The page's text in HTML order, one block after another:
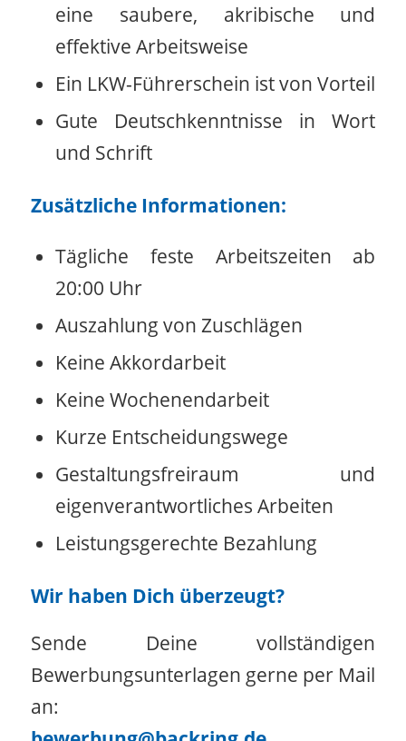
eine saubere, akribische und
effektive Arbeitsweise
Ein LKW-Führerschein ist von Vorteil
Gute Deutschkenntnisse in Wort
und Schrift
Zusätzliche Informationen:
Tägliche feste Arbeitszeiten ab
20:00 Uhr
Auszahlung von Zuschlägen
Keine Akkordarbeit
Keine Wochenendarbeit
Kurze Entscheidungswege
Gestaltungsfreiraum und
eigenverantwortliches Arbeiten
Leistungsgerechte Bezahlung
Wir haben Dich überzeugt?
Sende Deine vollständigen
Bewerbungsunterlagen gerne per Mail
an: